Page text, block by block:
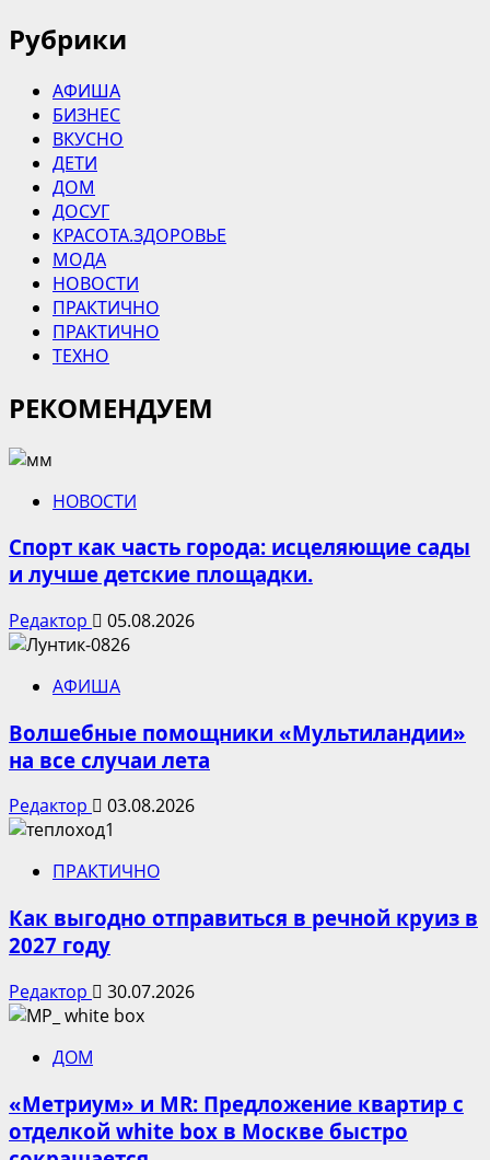
Рубрики
АФИША
БИЗНЕС
ВКУСНО
ДЕТИ
ДОМ
ДОСУГ
КРАСОТА.ЗДОРОВЬЕ
МОДА
НОВОСТИ
ПРАКТИЧНО
ПРАКТИЧНО
ТЕХНО
РЕКОМЕНДУЕМ
НОВОСТИ
Спорт как часть города: исцеляющие сады
и лучше детские площадки.
Редактор 05.08.2026
АФИША
Волшебные помощники «Мультиландии»
на все случаи лета
Редактор 03.08.2026
ПРАКТИЧНО
Как выгодно отправиться в речной круиз в
2027 году
Редактор 30.07.2026
ДОМ
«Метриум» и MR: Предложение квартир с
отделкой white box в Москве быстро